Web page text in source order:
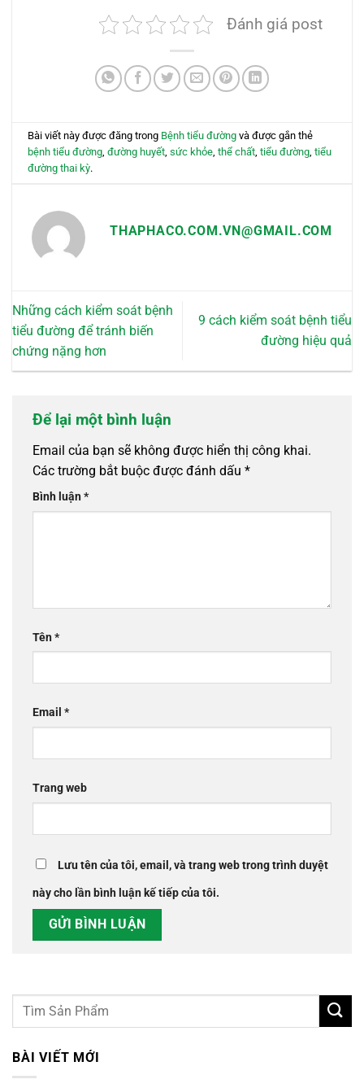
có
nhiều
thể.
Các
có
thể
sản
nhiều
biến
Các
tùy
thể
được
phẩm
Đánh giá post
Bài viết này được đăng trong Bệnh tiểu đường và được gắn thẻ
bệnh tiểu đường,đường huyết,sức khỏe,thể chất,tiểu đường,tiểu
đường thai kỳ.
THAPHACO.COM.VN@GMAIL.COM
Những cách kiểm soát bệnh
tiểu đường để tránh biến
chứng nặng hơn
9 cách kiểm soát bệnh tiểu
đường hiệu quả
Để lại một bình luận
Email của bạn sẽ không được hiển thị công khai.
Các trường bắt buộc được đánh dấu *
Bình luận*
Tên*
Email *
Trang web
Lưu tên của tôi, email, và trang web trong trình duyệt
này cho lần bình luận kế tiếp của tôi.
BÀI VIẾT MỚI